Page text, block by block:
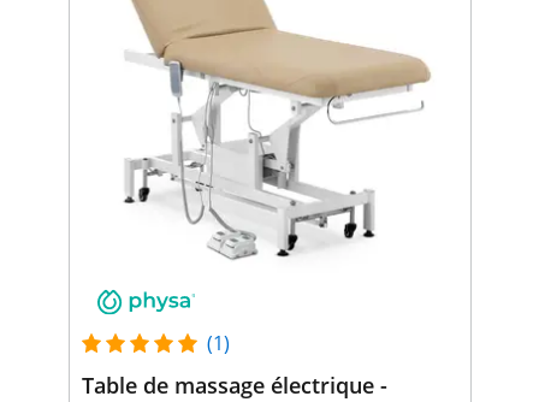
(1)
Table de massage électrique -